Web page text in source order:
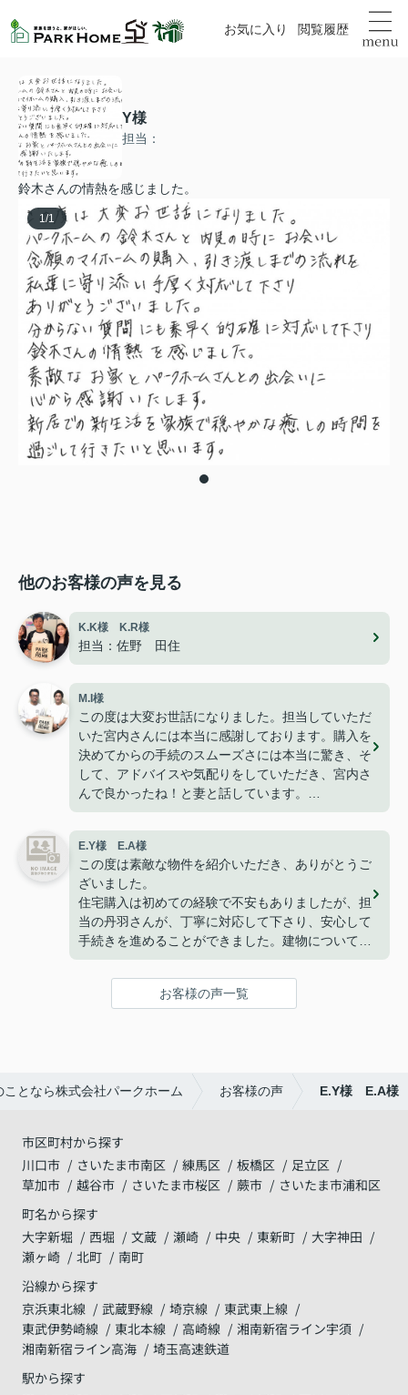
お気に入り 閲覧履歴
Y様
担当：
鈴木さんの情熱を感じました。
1/1
他のお客様の声を見る
K.K様 K.R様
担当：佐野 田住
M.I様
この度は大変お世話になりました。担当していただ
いた宮内さんには本当に感謝しております。購入を
決めてからの手続のスムーズさには本当に驚き、そ
して、アドバイスや気配りをしていただき、宮内さ
んで良かったね！と妻と話しています。
今は無事に引越しも終わり、快適に過ごせて楽しく
暮らせております。
こうして、なにもトラブルや問題も無くここまで家
探しが出来た事はパークホームさんのおかげだと思
っております。
ありがとうございました。
E.Y様 E.A様
この度は素敵な物件を紹介いただき、ありがとうご
ざいました。
住宅購入は初めての経験で不安もありましたが、担
当の丹羽さんが、丁寧に対応して下さり、安心して
手続きを進めることができました。建物についても
満足しており、家族で新しい生活を始めることを楽
しみにしています。
改めて、ありがとうございました。
お客様の声一覧
となら株式会社パークホーム お客様の声 E.Y様 E.A様
市区町村から探す
川口市
さいたま市南区 練馬区 板橋区
足立区
草加市
越谷市 さいたま市桜区 蕨市
さいたま市浦和区
町名から探す
大字新堀
西堀 文蔵 瀬崎 中央 東新町
大字神田
瀬ヶ崎
北町
南町
沿線から探す
京浜東北線
武蔵野線 埼京線
東武東上線
東武伊勢崎線
東北本線 高崎線
湘南新宿ライン宇須
湘南新宿ライン高海
埼玉高速鉄道
駅から探す